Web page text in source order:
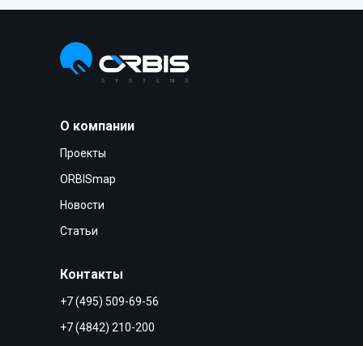
+7 (4842) 210-200
Статьи
Новости
ORBISmap
О компании
Контакты
Проекты
+7 (495) 509-69-56